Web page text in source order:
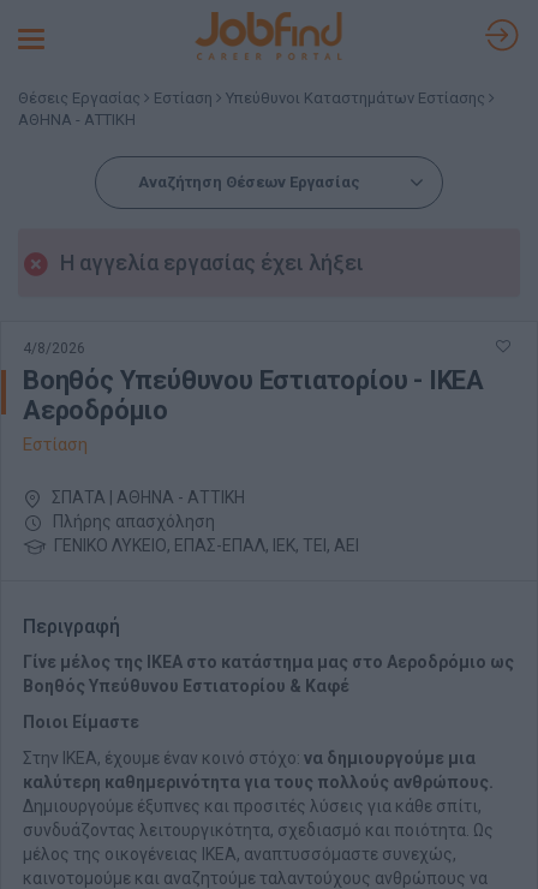
Toggle
Θέσεις Εργασίας Εστίαση
Υπεύθυνοι Καταστημάτων Εστίασης
ΑΘΗΝΑ - ΑΤΤΙΚΗ
Αναζήτηση Θέσεων Εργασίας
Η αγγελία εργασίας έχει λήξει
4/8/2026
Βοηθός Υπεύθυνου Εστιατορίου - IKEA
Αεροδρόμιο
Εστίαση
ΣΠΑΤΑ | ΑΘΗΝΑ - ΑΤΤΙΚΗ
Πλήρης απασχόληση
ΓΕΝΙΚΟ ΛΥΚΕΙΟ, ΕΠΑΣ-ΕΠΑΛ, ΙΕΚ, ΤΕΙ, ΑΕΙ
Περιγραφή
Γίνε μέλος της ΙΚΕΑ στο κατάστημα μας στο Αεροδρόμιο ως
Βοηθός Υπεύθυνου Εστιατορίου & Καφέ
Ποιοι Είμαστε
Στην ΙΚΕΑ, έχουμε έναν κοινό στόχο: να δημιουργούμε μια
καλύτερη καθημερινότητα για τους πολλούς ανθρώπους.
Δημιουργούμε έξυπνες και προσιτές λύσεις για κάθε σπίτι,
συνδυάζοντας λειτουργικότητα, σχεδιασμό και ποιότητα. Ως
μέλος της οικογένειας ΙΚΕΑ, αναπτυσσόμαστε συνεχώς,
καινοτομούμε και αναζητούμε ταλαντούχους ανθρώπους να